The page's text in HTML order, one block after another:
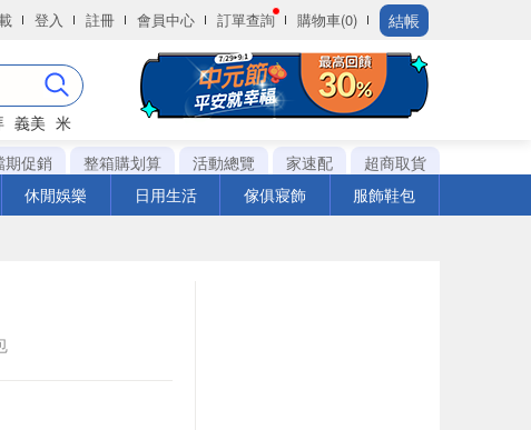
登入 註冊 會員中心 訂單查詢 購物車(0) 結帳
義美 米
期促銷 整箱購划算 活動總覽 家速配
超商取貨
休閒娛樂 日用生活 傢俱寢飾 服飾鞋包